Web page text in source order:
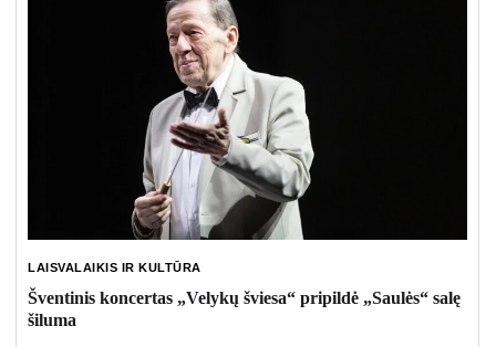
LAISVALAIKIS IR KULTŪRA
Šventinis koncertas „Velykų šviesa“ pripildė „Saulės“ salę
šiluma